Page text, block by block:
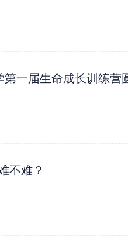
一届生命成长训练营
不难？